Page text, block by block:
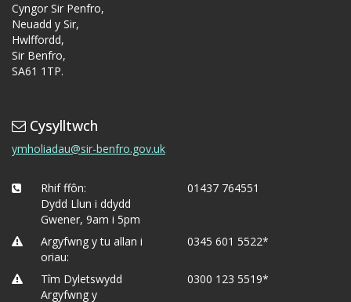
Cyngor Sir Penfro,
Neuadd y Sir,
Hwlffordd,
Sir Benfro,
SA61 1TP.
Cysylltwch
ymholiadau@sir-benfro.gov.uk
Rhif ffôn:
Dydd Llun i ddydd
Gwener, 9am i 5pm
01437 764551
Argyfwng y tu allan i
oriau:
0345 601 5522*
Tîm Dyletswydd
Argyfwng y
0300 123 5519*